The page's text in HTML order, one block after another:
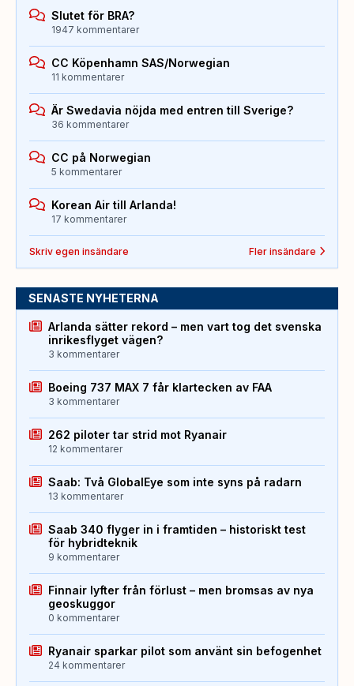
Slutet för BRA?
1947 kommentarer
CC Köpenhamn SAS/Norwegian
11 kommentarer
Är Swedavia nöjda med entren till Sverige?
36 kommentarer
CC på Norwegian
5 kommentarer
Korean Air till Arlanda!
17 kommentarer
Skriv egen insändare Fler insändare
SENASTE NYHETERNA
Arlanda sätter rekord – men vart tog det svenska
inrikesflyget vägen?
3 kommentarer
Boeing 737 MAX 7 får klartecken av FAA
3 kommentarer
262 piloter tar strid mot Ryanair
12 kommentarer
Saab: Två GlobalEye som inte syns på radarn
13 kommentarer
Saab 340 flyger in i framtiden – historiskt test
för hybridteknik
9 kommentarer
Finnair lyfter från förlust – men bromsas av nya
geoskuggor
0 kommentarer
Ryanair sparkar pilot som använt sin befogenhet
24 kommentarer